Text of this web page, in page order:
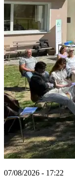
07/08/2026 - 17:22